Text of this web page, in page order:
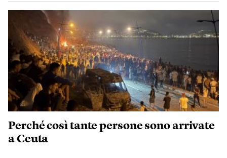
Perché così tante persone sono arrivate
a Ceuta